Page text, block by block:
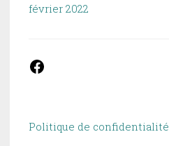
février 2022
Facebook
Politique de confidentialité